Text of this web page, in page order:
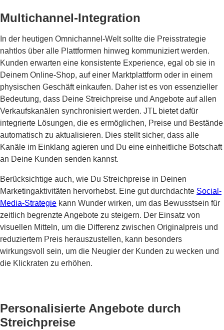
Multichannel-Integration
In der heutigen Omnichannel-Welt sollte die Preisstrategie
nahtlos über alle Plattformen hinweg kommuniziert werden.
Kunden erwarten eine konsistente Experience, egal ob sie in
Deinem Online-Shop, auf einer Marktplattform oder in einem
physischen Geschäft einkaufen. Daher ist es von essenzieller
Bedeutung, dass Deine Streichpreise und Angebote auf allen
Verkaufskanälen synchronisiert werden. JTL bietet dafür
integrierte Lösungen, die es ermöglichen, Preise und Bestände
automatisch zu aktualisieren. Dies stellt sicher, dass alle
Kanäle im Einklang agieren und Du eine einheitliche Botschaft
an Deine Kunden senden kannst.
Berücksichtige auch, wie Du Streichpreise in Deinen
Marketingaktivitäten hervorhebst. Eine gut durchdachte Social-
Media-Strategie kann Wunder wirken, um das Bewusstsein für
zeitlich begrenzte Angebote zu steigern. Der Einsatz von
visuellen Mitteln, um die Differenz zwischen Originalpreis und
reduziertem Preis herauszustellen, kann besonders
wirkungsvoll sein, um die Neugier der Kunden zu wecken und
die Klickraten zu erhöhen.
Personalisierte Angebote durch
Streichpreise